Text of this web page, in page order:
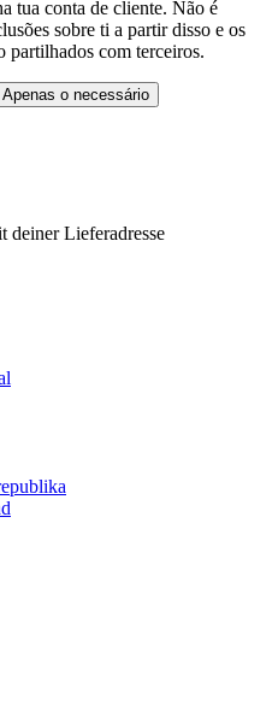
tua conta de cliente. Não é
sobre ti a partir disso e os
partilhados com terceiros.
Apenas o necessário
deiner Lieferadresse